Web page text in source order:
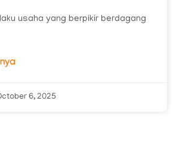
usaha yang berpikir berdagang
6, 2025